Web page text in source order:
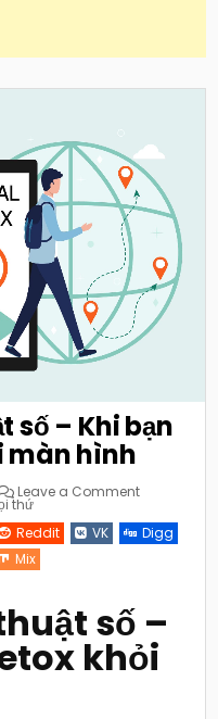
số – Khi bạn
màn hình
Leave a Commenton
kỹ
thuật
detox
màn
hình
thứ
Reddit VK
Digg
Mix
số –
khỏi